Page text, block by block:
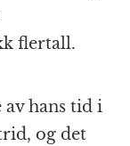
flertall.
hans tid i
og det